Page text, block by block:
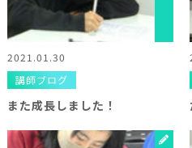
2021.01.30
講師ブログ
また成長しました！